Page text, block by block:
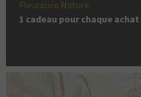
Fleurance Nature
1 cadeau pour chaque achat